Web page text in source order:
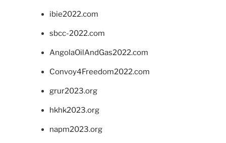
ibie2022.com
sbcc-2022.com
AngolaOilAndGas2022.com
Convoy4Freedom2022.com
grur2023.org
hkhk2023.org
napm2023.org